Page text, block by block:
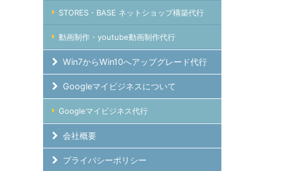
STORES・BASE ネットショップ構築代行
動画制作・youtube動画制作代行
Win7からWin10へアップグレード代行
Googleマイビジネスについて
Googleマイビジネス代行
会社概要
プライバシーポリシー